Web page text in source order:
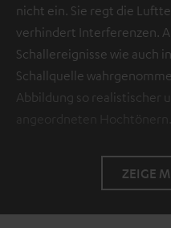
nicht ein. Sie regt die
verhindert Interferenzen.
Schallereignisse wie auch
Schallquelle
Abbildung so realistischer
ZEIGE